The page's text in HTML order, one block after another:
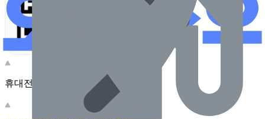
휴대전화 카메라로 찍어보세요